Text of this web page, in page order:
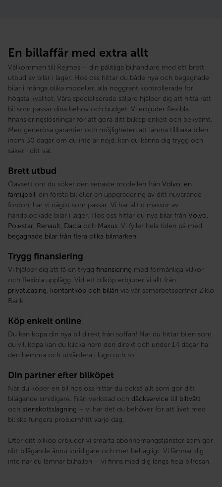
En billaffär med extra allt
Välkommen till Rejmes – din pålitliga bilhandlare med ett brett
utbud av bilar i lager. Hos oss hittar du både nya och begagnade
bilar i många olika modeller, alla noggrant kontrollerade för
högsta kvalitet. Våra specialiserade säljare hjälper dig att hitta rätt
bil som passar dina behov och budget. Vi erbjuder flexibla
finansieringslösningar för att göra ditt bilköp enkelt och bekvämt.
Med generösa garantier och möjligheten att lämna tillbaka bilen
inom 30 dagar om du inte är nöjd, kan du känna dig trygg och
säker i ditt val.
Brett utbud
Oavsett om du söker den senaste modellen från Volvo, en
familjebil, din första bil eller en uppgradering av ditt nuvarande
fordon, har vi något som passar. Vi har alltid massor av
handplockade bilar i lager. Hos oss hittar du nya bilar från Volvo,
Polestar, Renault, Dacia och Maxus. Vi fyller hela tiden på med
begagnade bilar från flera olika bilmärken.
Trygg finansiering
Vi hjälper dig att få en trygg finansiering med förmånliga villkor
och flexibla upplägg. Vid ett bilköp erbjuder vi allt från
privatleasing, kontantköp och billån via vår samarbetspartner Ziklo
Bank.
Köp enkelt online
Du kan köpa din nya bil direkt från soffan! När du hittar bilen som
du vill köpa kan du klicka hem den direkt och under 14 dagar ha
den hemma och utvärdera i lugn och ro.
Din partner efter bilköpet
När du köper en bil hos oss hittar du också allt som gör ditt
bilägande smidigare. Från verkstad och däckservice till biltvätt
och stenskottslagning – vi har det du behöver för att livet med
bil ska fungera problemfritt varje dag.
Efter ditt bilköp erbjuder vi smarta abonnemangstjänster som gör
ditt bilägande ännu smidigare och mer behagligt. Vi lämnar dig
inte när du lämnar bilhallen – vi finns med dig längs hela bilresan.